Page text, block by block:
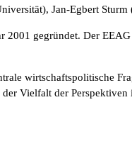
Jan-Egbert
gegründet. Der
wirtschaftspolitische
Vielfalt der